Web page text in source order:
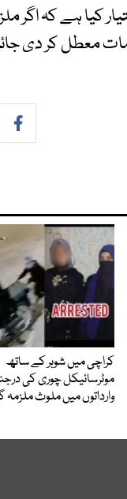
کیا ہے کہ اگر
معطل کر دی
کراچی میں شوہر کے ساتھ
موٹرسائیکل چوری کی
وارداتوں میں ملوث ملزمہ